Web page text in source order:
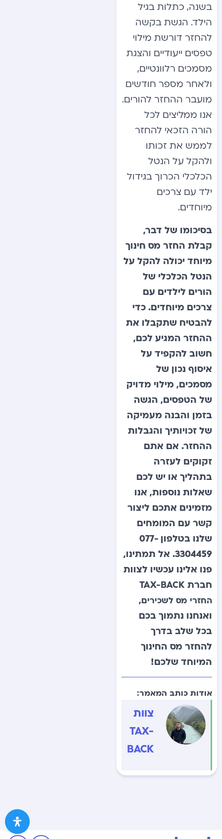
בשנה, כתלות בגיל
הילד. הגשת בקשה
להחזר דורשת מילוי
טפסים ייעודיים והצגת
מסמכים רלוונטיים,
ולאחר מספר חודשים
מועבר ההחזר להורים.
אנו ממליצים לכל
הורה הזכאי להחזר
לממש את זכותו
ולהקל על הנטל
הכלכלי הכרוך בגידול
ילד עם צרכים
מיוחדים.
בסיכומו של דבר,
קבלת החזר מס חינוך
מיוחד יכולה להקל על
הנטל הכלכלי של
הורים לילדים עם
צרכים מיוחדים. כדי
להבטיח שתקבלו את
ההחזר המגיע לכם,
חשוב להקפיד על
איסוף נכון של
מסמכים, מילוי מדויק
של הטפסים, הגשה
בזמן והבנה מעמיקה
של זכויותיך והגבלות
ההחזר. אם אתם
זקוקים לעזרה
בתהליך או יש לכם
שאלות נוספות, אנו
מזמינים אתכם ליצור
קשר עם המומחים
שלנו בטלפון 077-
3304459. אל תמתינו,
פנו אלינו עכשיו לצוות
חברת TAX-BACK
החזרי מס לשכירים,
ואנחנו נתמוך בכם
בכל שלב בדרך
להחזר מס החינוך
המיוחד שלכם!
אודות כותב המאמר:
צוות
TAX-
BACK